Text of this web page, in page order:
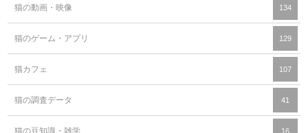
猫の動画・映像 134
猫のゲーム・アプリ 129
猫カフェ 107
猫の調査データ 41
猫の豆知識・雑学 16